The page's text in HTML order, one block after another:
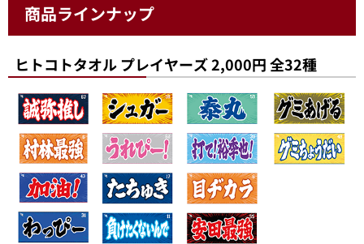
商品ラインナップ
ヒトコトタオル プレイヤーズ 2,000円 全32種